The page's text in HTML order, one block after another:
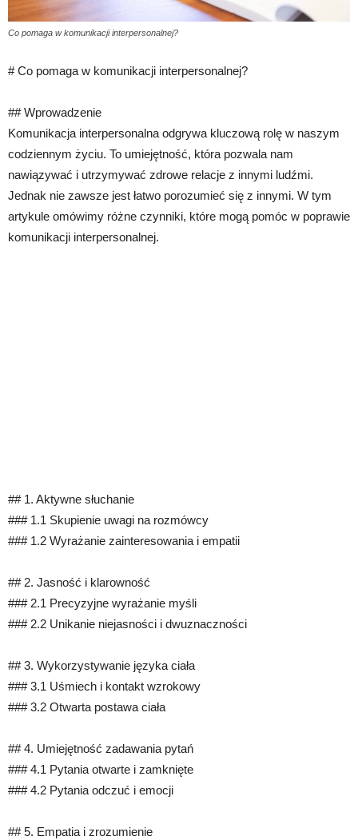
Co pomaga w komunikacji interpersonalnej?
# Co pomaga w komunikacji interpersonalnej?
## Wprowadzenie
Komunikacja interpersonalna odgrywa kluczową rolę w naszym
codziennym życiu. To umiejętność, która pozwala nam
nawiązywać i utrzymywać zdrowe relacje z innymi ludźmi.
Jednak nie zawsze jest łatwo porozumieć się z innymi. W tym
artykule omówimy różne czynniki, które mogą pomóc w poprawie
komunikacji interpersonalnej.
## 1. Aktywne słuchanie
### 1.1 Skupienie uwagi na rozmówcy
### 1.2 Wyrażanie zainteresowania i empatii
## 2. Jasność i klarowność
### 2.1 Precyzyjne wyrażanie myśli
### 2.2 Unikanie niejasności i dwuznaczności
## 3. Wykorzystywanie języka ciała
### 3.1 Uśmiech i kontakt wzrokowy
### 3.2 Otwarta postawa ciała
## 4. Umiejętność zadawania pytań
### 4.1 Pytania otwarte i zamknięte
### 4.2 Pytania odczuć i emocji
## 5. Empatia i zrozumienie